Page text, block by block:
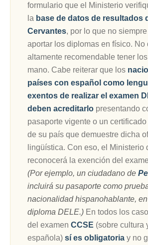
formulario que el Ministerio
la base de datos de resultados
Cervantes, por lo que no
aportar los diplomas en físico. No
altamente recomendable tener
mano. Cabe reiterar que los
países con español como
exentos de realizar el examen
deben acreditarlopresentando
pasaporte vigente o un
de su país que demuestre dicha
lingüística. Con eso, el Ministerio
reconocerá la exención del
(Por ejemplo, un ciudadano de
incluirá su pasaporte como
nacionalidad hispanohablante,
diploma DELE.)En todos los
del examen CCSE (sobre cultura
española) sí es obligatoriay no